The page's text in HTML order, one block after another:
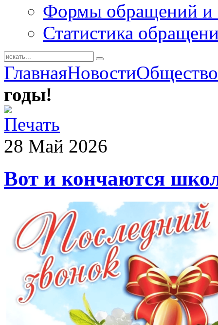
Формы обращений и
Статистика
ГлавнаяНовостиОбщество
годы!
28 Май 2026
Вот и кончаются